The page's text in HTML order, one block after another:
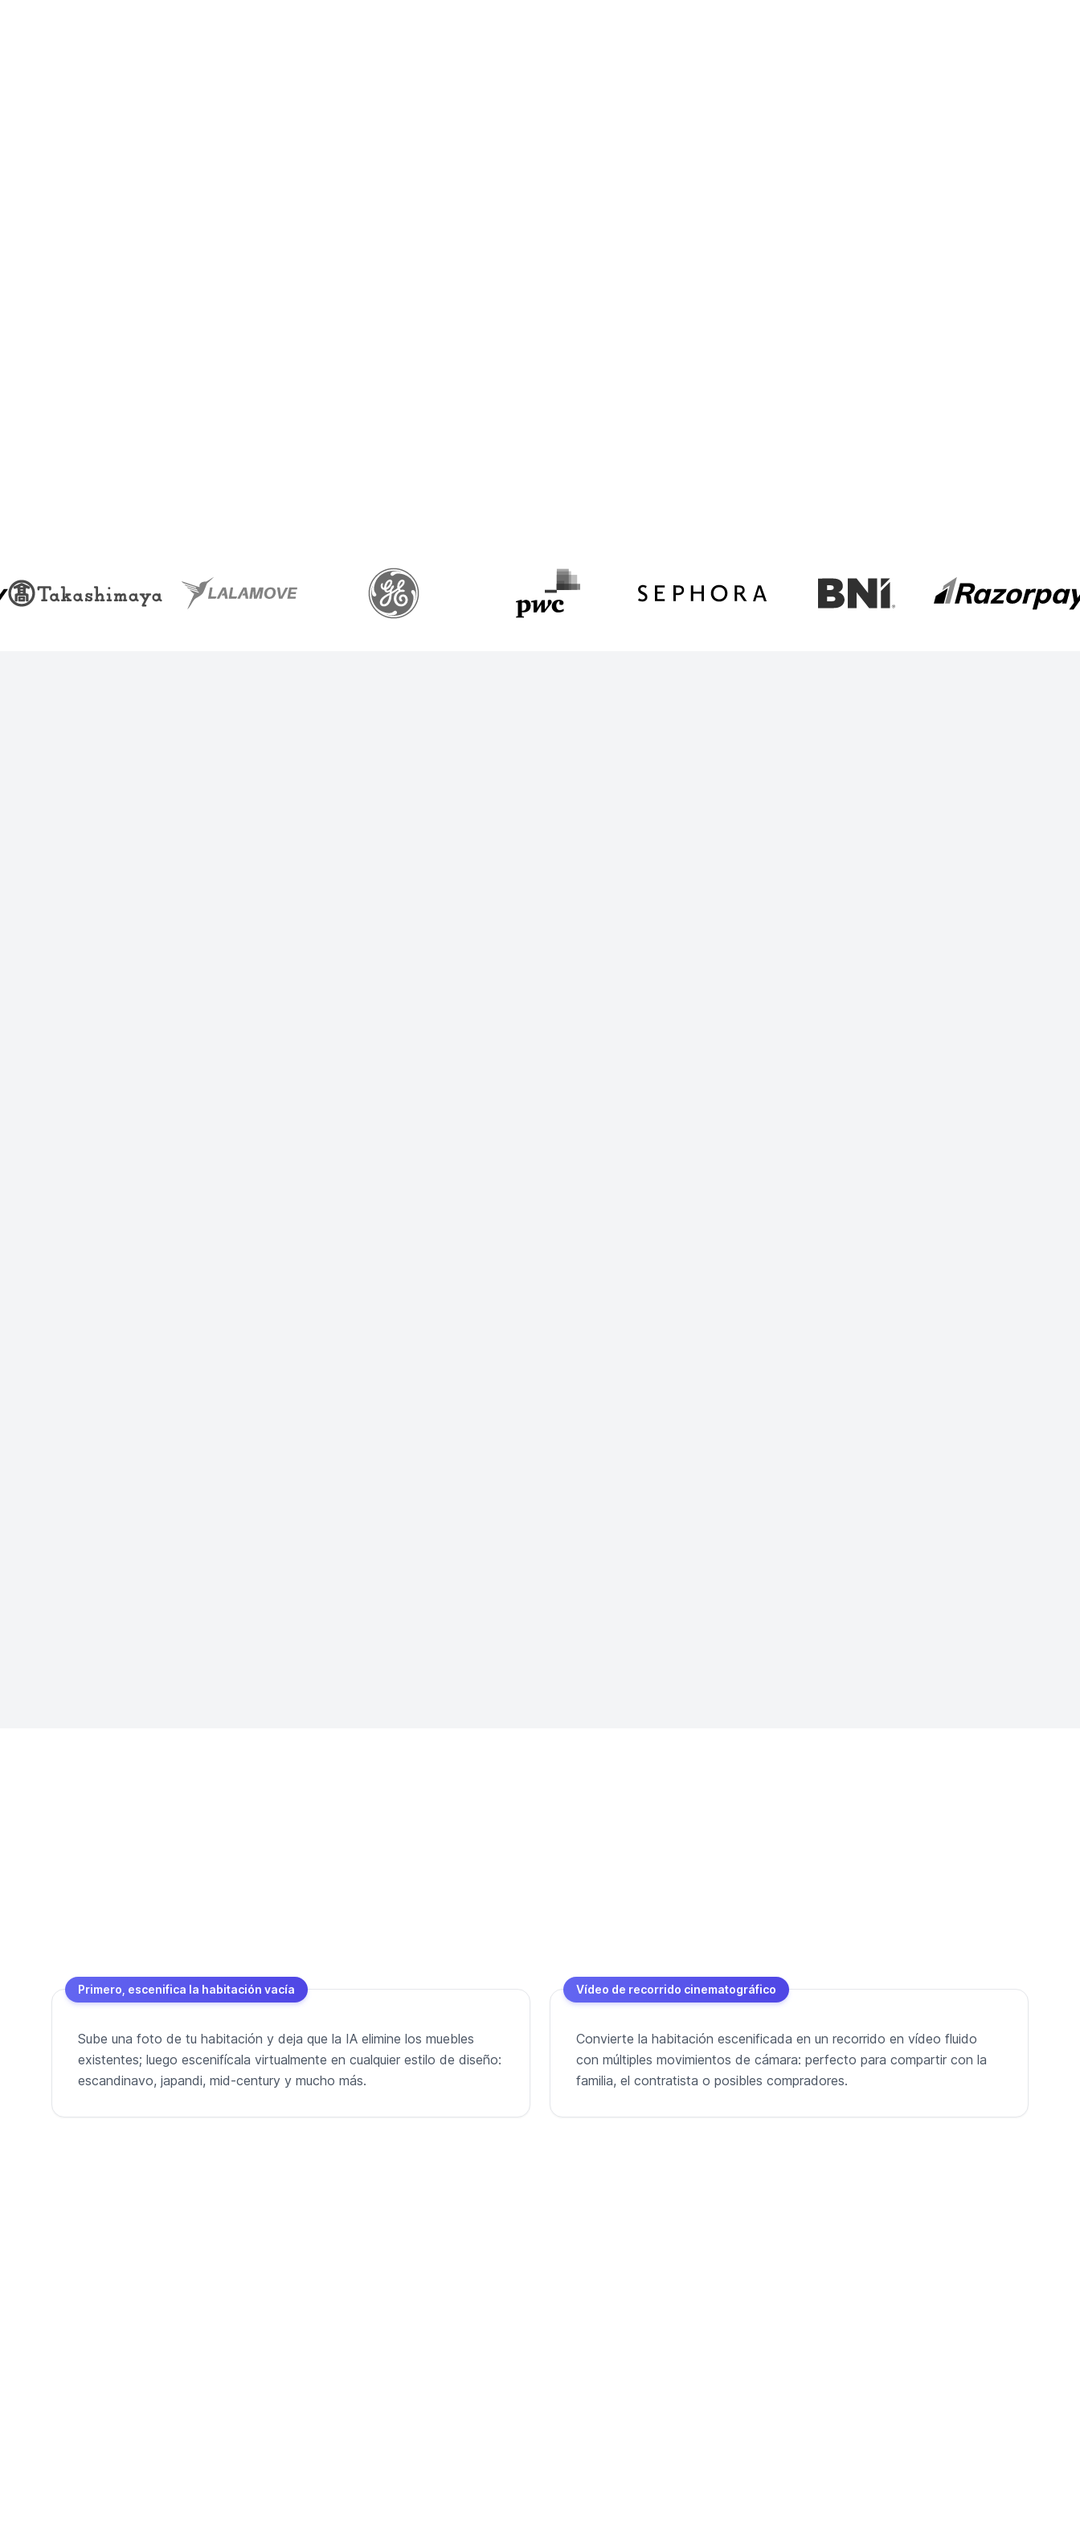
Primero, escenifica la habitación vacía
Sube una foto de tu habitación y deja que la IA elimine los muebles
existentes; luego escenifícala virtualmente en cualquier estilo de diseño:
escandinavo, japandi, mid-century y mucho más.
Vídeo de recorrido cinematográfico
Convierte la habitación escenificada en un recorrido en vídeo fluido
con múltiples movimientos de cámara: perfecto para compartir con la
familia, el contratista o posibles compradores.